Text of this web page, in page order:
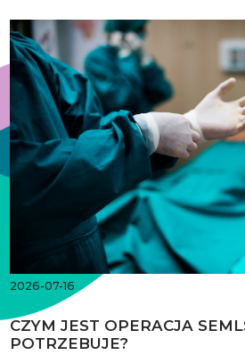
2026-07-16
CZYM JEST OPERACJA
POTRZEBUJE?